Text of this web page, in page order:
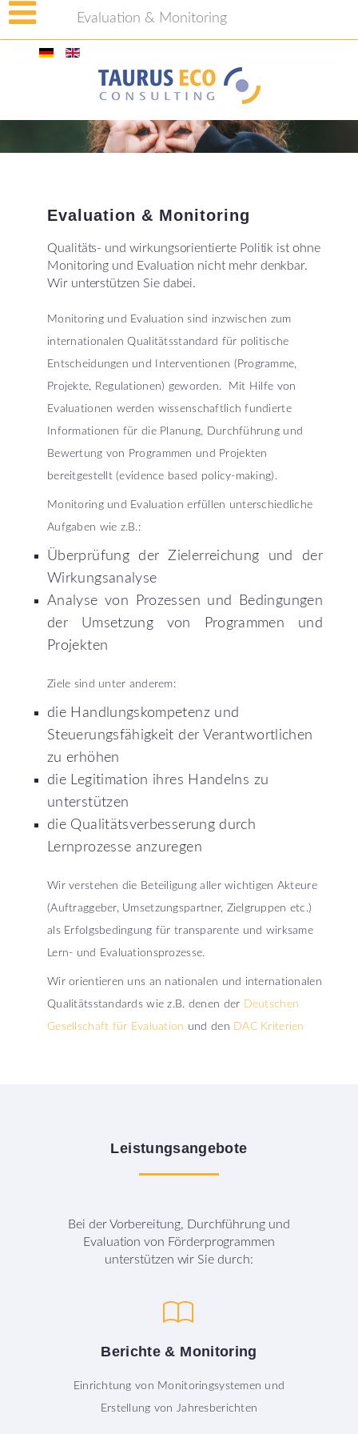
Evaluation & Monitoring
Evaluation & Monitoring
Qualitäts- und wirkungsorientierte Politik ist ohne
Monitoring und Evaluation nicht mehr denkbar.
Wir unterstützen Sie dabei.
Monitoring und Evaluation sind inzwischen zum
internationalen Qualitätsstandard für politische
Entscheidungen und Interventionen (Programme,
Projekte, Regulationen) geworden. Mit Hilfe von
Evaluationen werden wissenschaftlich fundierte
Informationen für die Planung, Durchführung und
Bewertung von Programmen und Projekten
bereitgestellt (evidence based policy-making).
Monitoring und Evaluation erfüllen unterschiedliche
Aufgaben wie z.B.:
Überprüfung der Zielerreichung und der
Wirkungsanalyse
Analyse von Prozessen und Bedingungen
der Umsetzung von Programmen und
Projekten
Ziele sind unter anderem:
die Handlungskompetenz und
Steuerungsfähigkeit der Verantwortlichen
zu erhöhen
die Legitimation ihres Handelns zu
unterstützen
die Qualitätsverbesserung durch
Lernprozesse anzuregen
Wir verstehen die Beteiligung aller wichtigen Akteure
(Auftraggeber, Umsetzungspartner, Zielgruppen etc.)
als Erfolgsbedingung für transparente und wirksame
Lern- und Evaluationsprozesse.
Wir orientieren uns an nationalen und internationalen
Qualitätsstandards wie z.B. denen der Deutschen
Gesellschaft für Evaluation und den DAC Kriterien
Leistungsangebote
Bei der Vorbereitung, Durchführung und
Evaluation von Förderprogrammen
unterstützen wir Sie durch:
Berichte & Monitoring
Einrichtung von Monitoringsystemen und
Erstellung von Jahresberichten